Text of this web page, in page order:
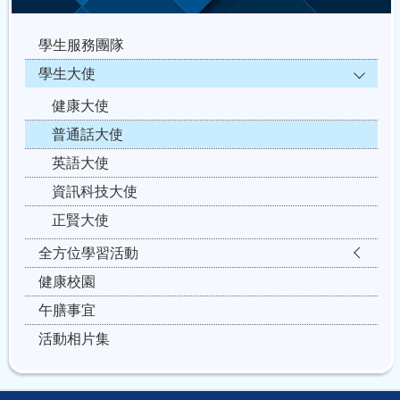
學生服務團隊
學生大使
健康大使
普通話大使
英語大使
資訊科技大使
正賢大使
全方位學習活動
健康校園
午膳事宜
活動相片集